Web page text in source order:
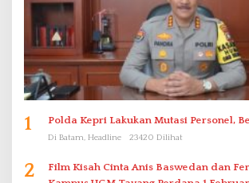
1 Polda Kepri Lakukan Mutasi Personel,
Di Batam, Headline 23420 Dilihat
2
Film Kisah Cinta Anis Baswedan dan